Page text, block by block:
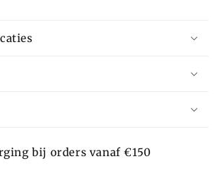
bij orders vanaf €150